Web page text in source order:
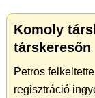
Komoly
társkeresőn
Petros
regisztráció